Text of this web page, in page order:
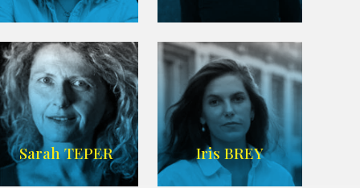
IMDB/SITE
Sarah TEPER Iris BREY